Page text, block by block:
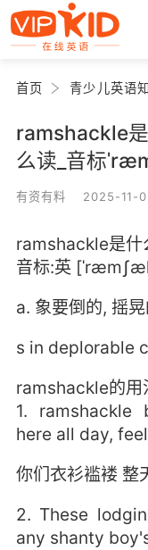
首页 青少儿英语
ramshackle
么读_音标
有资有料 2025-11-
ramshackle是什
音标:英
a. 象要倒的, 摇
s in deplorable
ramshackle的用
1. ramshackle
here all day,
你们衣衫褴褛 整
2. These
any shanty